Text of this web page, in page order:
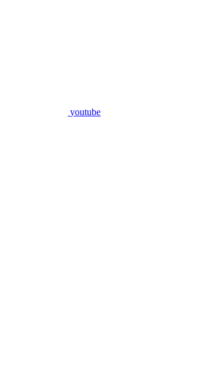
youtube